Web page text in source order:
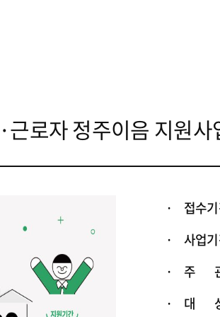
로자 정주이음 지원사
· 접수
· 사업
· 주
· 대